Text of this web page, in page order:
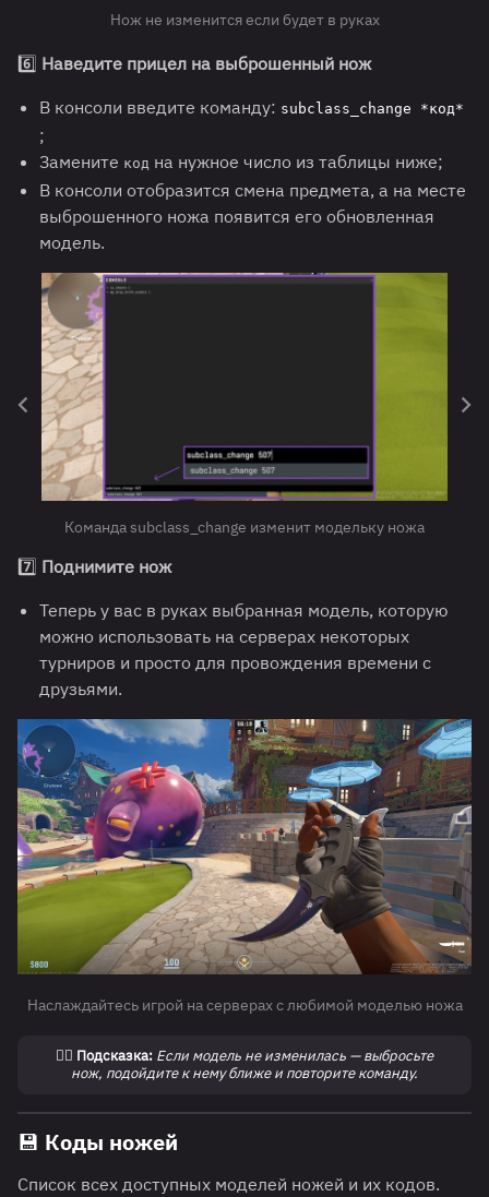
Нож не изменится если будет в руках
6️⃣ Наведите прицел на выброшенный нож
В консоли введите команду: subclass_change *код*
;
Замените код на нужное число из таблицы ниже;
В консоли отобразится смена предмета, а на месте
выброшенного ножа появится его обновленная
модель.
Команда subclass_change изменит модельку ножа
7️⃣ Поднимите нож
Теперь у вас в руках выбранная модель, которую
можно использовать на серверах некоторых
турниров и просто для провождения времени с
друзьями.
Наслаждайтесь игрой на серверах с любимой моделью ножа
✍🏻 Подсказка: Если модель не изменилась — выбросьте
нож, подойдите к нему ближе и повторите команду.
💾 Коды ножей
Список всех доступных моделей ножей и их кодов.